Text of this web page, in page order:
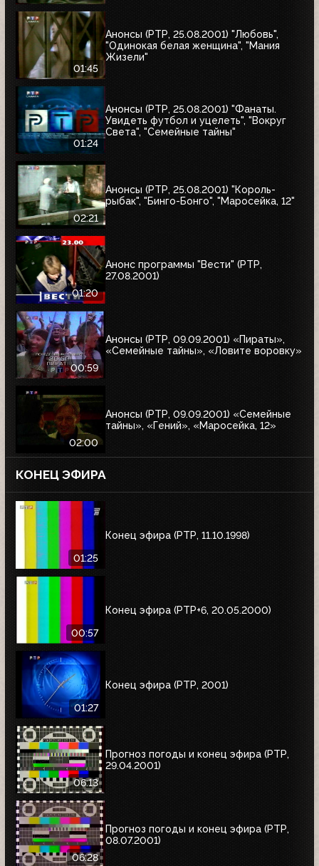
01:45
Анонсы (РТР, 25.08.2001) "Любовь",
"Одинокая белая женщина", "Мания
Жизели"
01:24
Анонсы (РТР, 25.08.2001) "Фанаты.
Увидеть футбол и уцелеть", "Вокруг
Света", "Семейные тайны"
02:21
Анонсы (РТР, 25.08.2001) "Король-
рыбак", "Бинго-Бонго", "Маросейка, 12"
01:20
Анонс программы "Вести" (РТР,
27.08.2001)
00:59
Анонсы (РТР, 09.09.2001) «Пираты»,
«Семейные тайны», «Ловите воровку»
02:00
Анонсы (РТР, 09.09.2001) «Семейные
тайны», «Гений», «Маросейка, 12»
КОНЕЦ ЭФИРА
01:25
Конец эфира (РТР, 11.10.1998)
00:57
Конец эфира (РТР+6, 20.05.2000)
01:27
Конец эфира (РТР, 2001)
06:13
Прогноз погоды и конец эфира (РТР,
29.04.2001)
06:28
Прогноз погоды и конец эфира (РТР,
08.07.2001)